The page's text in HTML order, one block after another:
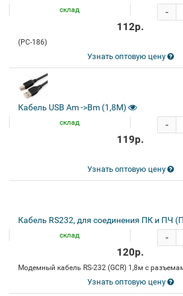
склад
-
112р.
(PC-186)
Узнать оптовую цену
Кабель USB Am ->Bm (1,8M)
склад
-
119р.
Узнать оптовую цену
Кабель RS232, для соединения ПК и ПЧ
склад
-
120р.
Модемный кабель RS-232 (GCR) 1,8м c
Узнать оптовую цену